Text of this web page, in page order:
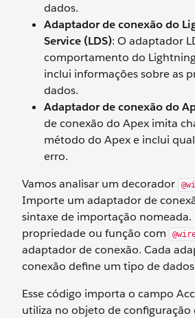
dados.
Adaptador de conexão do
Service (LDS): O adaptador
comportamento do
inclui informações sobre as
dados.
Adaptador de conexão do
de conexão do Apex imita
método do Apex e inclui
erro.
Vamos analisar um decorador
Importe um adaptador de
sintaxe de importação nomeada.
propriedade ou função com
adaptador de conexão. Cada
conexão define um tipo de
Esse código importa o campo
utiliza no objeto de